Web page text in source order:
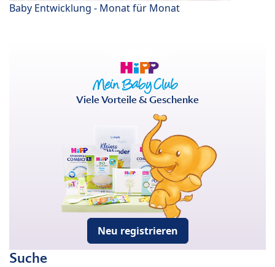
Baby Entwicklung - Monat für Monat
Viele Vorteile & Geschenke
Neu registrieren
Suche